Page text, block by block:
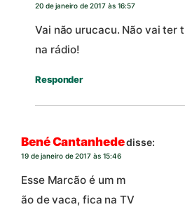
20 de janeiro de 2017 às 16:57
Vai não urucacu. Não vai ter
na rádio!
Responder
Bené Cantanhededisse:
19 de janeiro de 2017 às 15:46
Esse Marcão é um m
ão de vaca, fica na TV